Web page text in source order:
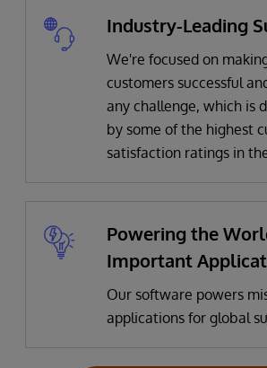
Industry-Leading
We're focused on
customers successful
any challenge, which is
by some of the highest
satisfaction ratings in
Powering the
Important
Our software powers
applications for global